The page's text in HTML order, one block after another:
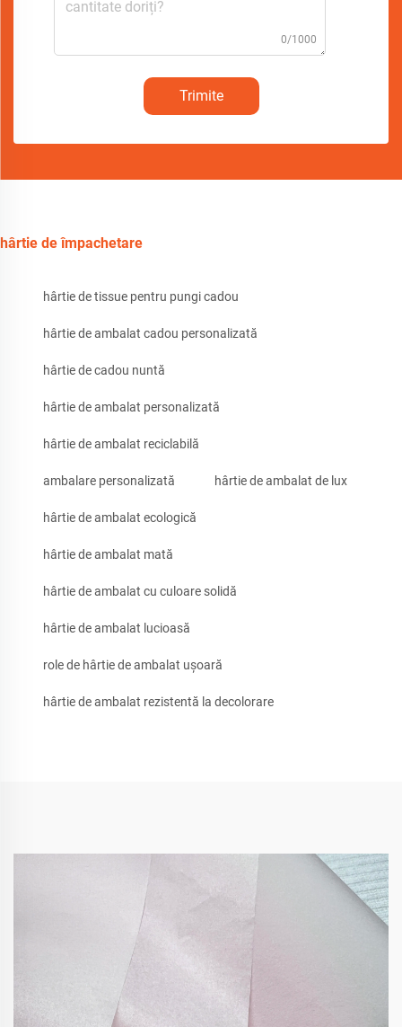
0/1000
Trimite
hârtie de împachetare
hârtie de tissue pentru pungi cadou
hârtie de ambalat cadou personalizată
hârtie de cadou nuntă
hârtie de ambalat personalizată
hârtie de ambalat reciclabilă
ambalare personalizată hârtie de ambalat de lux
hârtie de ambalat ecologică
hârtie de ambalat mată
hârtie de ambalat cu culoare solidă
hârtie de ambalat lucioasă
role de hârtie de ambalat ușoară
hârtie de ambalat rezistentă la decolorare